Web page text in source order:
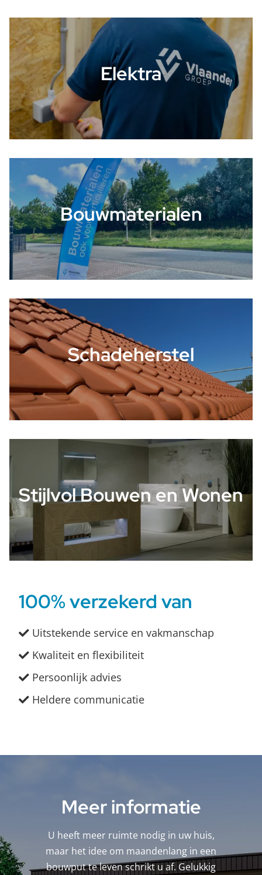
Elektra
Bouwmaterialen
Schadeherstel
Stijlvol Bouwen en Wonen
100% verzekerd van
Uitstekende service en vakmanschap
Kwaliteit en flexibiliteit
Persoonlijk advies
Heldere communicatie
Meer informatie
U heeft meer ruimte nodig in uw huis,
maar het idee om maandenlang in een
bouwput te leven schrikt u af. Gelukkig